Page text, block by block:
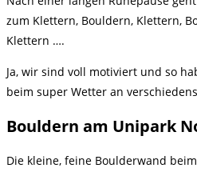
zum Klettern, Bouldern, Klettern,
Klettern ….
Ja, wir sind voll motiviert und so
beim super Wetter an
Bouldern am Unipark
Die kleine, feine Boulderwand